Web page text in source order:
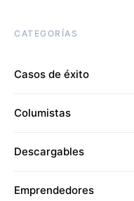
CATEGORÍAS
Casos de éxito
Columistas
Descargables
Emprendedores